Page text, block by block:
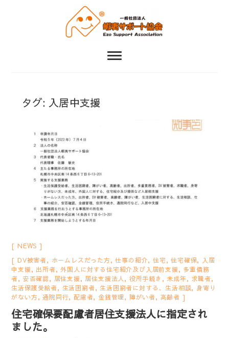
一般社団法人 蝦夷サ
タグ: 入居中支援
NEWS
DV被害者, ホームレスだった方,仕事の紹介,住宅,住宅確保,
入居
中支援, 出所者,外国人に対する住宅紹介及び入居前支援, 多重債務
者, 安否確認, 居住支援, 居住支援法人 , 役所手続き , 未成年, 求職者,
生活保護受給者, 生活困窮者, 生活困窮者に対する、生活相談, 身寄り
がない方,通院同行,配慮者, 金銭管理, 障がい者, 高齢者
住宅確保要配慮者居住支援法人に指定され
ました。